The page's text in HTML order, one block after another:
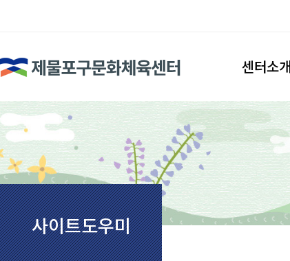
센터소
인사말
시설안내
조직도
찾아오시는길
사이트도우미